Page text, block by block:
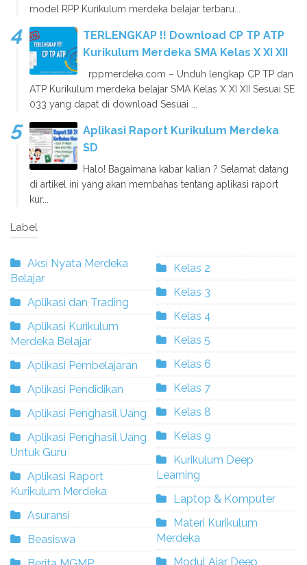
model RPP Kurikulum merdeka belajar terbaru...
TERLENGKAP !! Download CP TP ATP
Kurikulum Merdeka SMA Kelas X XI XII
rppmerdeka.com – Unduh lengkap CP TP dan
ATP Kurikulum merdeka belajar SMA Kelas X XI XII Sesuai SE
033 yang dapat di download Sesuai ...
Aplikasi Raport Kurikulum Merdeka
SD
Halo! Bagaimana kabar kalian ? Selamat datang
di artikel ini yang akan membahas tentang aplikasi raport
kur...
Label
Aksi Nyata Merdeka
Belajar
Aplikasi dan Trading
Aplikasi Kurikulum
Merdeka Belajar
Aplikasi Pembelajaran
Aplikasi Pendidikan
Aplikasi Penghasil Uang
Aplikasi Penghasil Uang
Untuk Guru
Aplikasi Raport
Kurikulum Merdeka
Asuransi
Beasiswa
Kelas 2
Kelas 3
Kelas 4
Kelas 5
Kelas 6
Kelas 7
Kelas 8
Kelas 9
Kurikulum Deep
Learning
Laptop & Komputer
Materi Kurikulum
Merdeka
Modul Ajar Deep